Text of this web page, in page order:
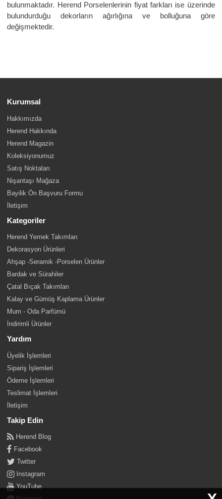
bulunmaktadır. Herend Porselenlerinin fiyat farkları ise üzerinde
bulundurduğu dekorların ağırlığına ve bolluğuna göre
değişmektedir.
Kurumsal
Hakkımızda
Herend Hakkında
Herend Magazin
Koleksiyonumuz
Satış Noktaları
Nişantaşı Mağaza
Bayilik Ön Başvuru Formu
İletişim
Kategoriler
Herend Yemek Takımları
Dekorasyon Ürünleri
Ahşap -Seramik -Porselen Ürünler
Bardak ve Sürahiler
Çatal Bıçak Takımları
Kalay ve Gümüş Kaplama Ürünler
Mum - Oda Parfümü
İndirimli Ürünler
Yardım
Üyelik İşlemleri
Sipariş İşlemleri
Ödeme İşlemleri
Teslimat İşlemleri
İletişim
Takip Edin
Herend Blog
Facebook
Twitter
Instagram
YouTube